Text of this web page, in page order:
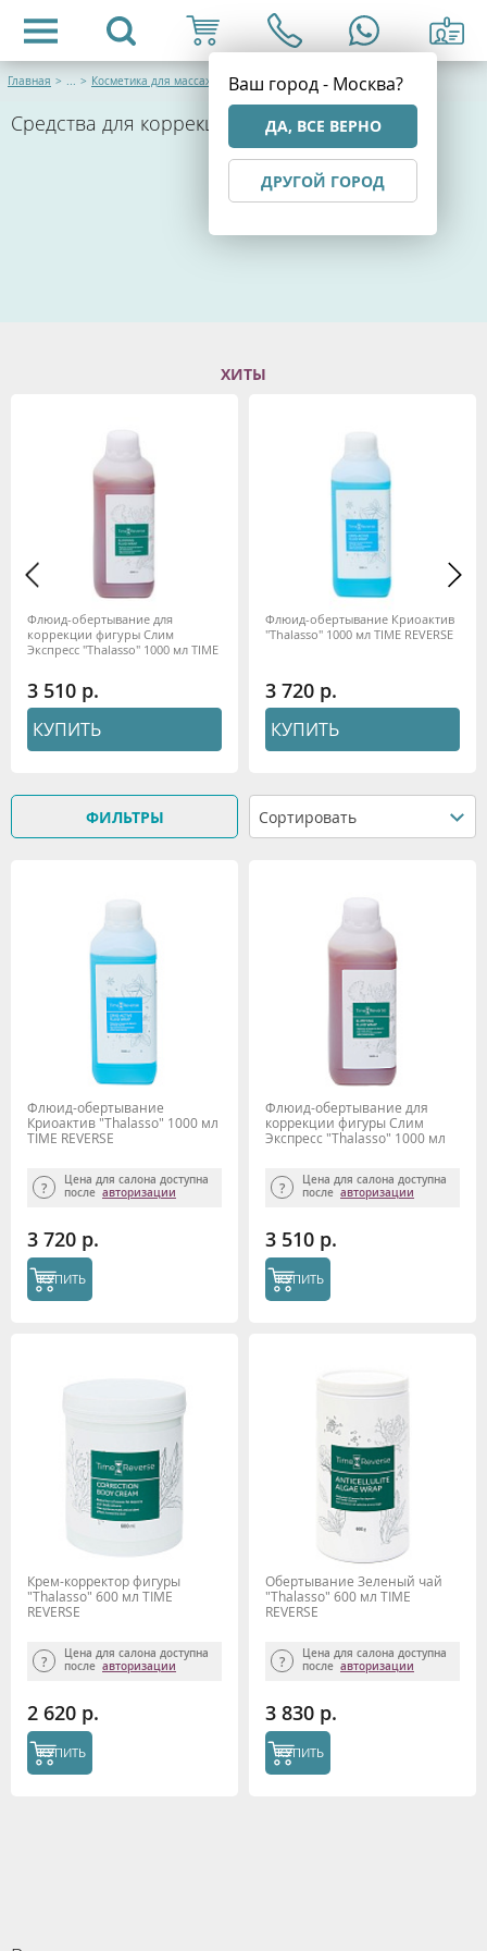
Ваш город - Москва?
ДА, ВСЕ ВЕРНО
ДРУГОЙ ГОРОД
Главная > ... > Косметика для массажистов
Средства для коррекции фигуры
ХИТЫ
Флюид-обертывание для
коррекции фигуры Слим
Экспресс "Thalasso" 1000 мл TIME
3 510
КУПИТЬ
Флюид-обертывание Криоактив
"Thalasso" 1000 мл TIME REVERSE
3 720
КУПИТЬ
Сортировать
ФИЛЬТРЫ
Флюид-обертывание
Криоактив "Thalasso" 1000 мл
TIME REVERSE
Цена для салона доступна
после авторизации
3 720 р.
КУПИТЬ
Флюид-обертывание для
коррекции фигуры Слим
Экспресс "Thalasso" 1000 мл
Цена для салона доступна
после авторизации
3 510 р.
КУПИТЬ
Крем-корректор фигуры
"Thalasso" 600 мл TIME
REVERSE
Цена для салона доступна
после авторизации
2 620 р.
КУПИТЬ
Обертывание Зеленый чай
"Thalasso" 600 мл TIME
REVERSE
Цена для салона доступна
после авторизации
3 830 р.
КУПИТЬ